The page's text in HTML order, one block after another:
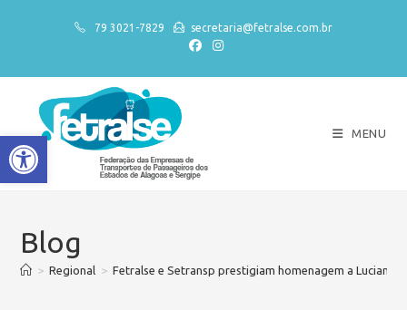
Abrir a barra de ferramentas
79 3021-7829 secretaria@fetralse.com.br
MENU
Blog
> Regional > Fetralse e Setransp prestigiam homenagem a